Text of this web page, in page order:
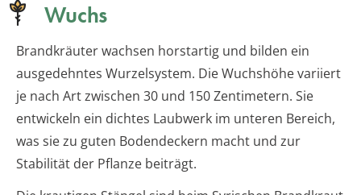
Wuchs
Brandkräuter wachsen horstartig und bilden ein
ausgedehntes Wurzelsystem. Die Wuchshöhe variiert
je nach Art zwischen 30 und 150 Zentimetern. Sie
entwickeln ein dichtes Laubwerk im unteren Bereich,
was sie zu guten Bodendeckern macht und zur
Stabilität der Pflanze beiträgt.